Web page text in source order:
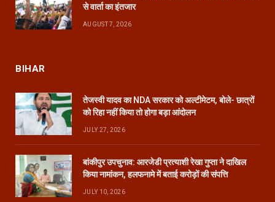
से वार्ता का इंतजार
AUGUST 7, 2026
BIHAR
तेजस्वी यादव का NDA सरकार को अल्टीमेटम, बोले- छात्रों
को रिहा नहीं किया तो होगा बड़ा आंदोलन
JULY 27, 2026
बांकीपुर उपचुनाव: आरजेडी प्रत्याशी रेखा गुप्ता ने दाखिल
किया नामांकन, हलफनामे में बताई करोड़ों की संपत्ति
JULY 10, 2026